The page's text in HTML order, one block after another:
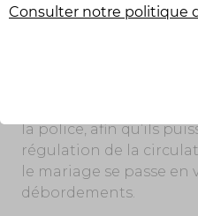
AUTRES
Il peut être utile, en
cérémonie, de
la police, afin qu’ils
régulation de la
le mariage se passe en
débordements.
Consulter notre politique